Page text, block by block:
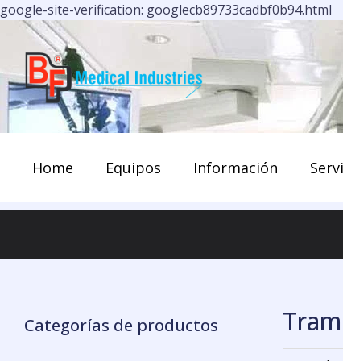
google-site-verification: googlecb89733cadbf0b94.html
Home Equipos Información
Categorías de productos